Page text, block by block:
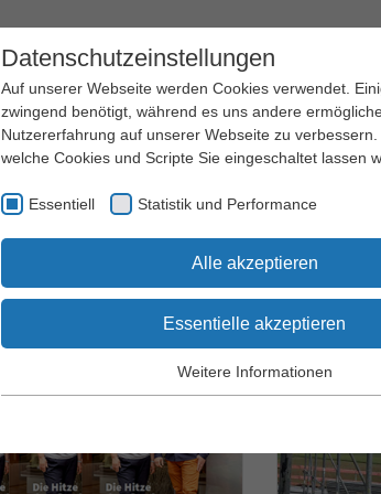
und Gesundheitsschutz
und
Datenschutzeinstellungen
Auf unserer Webseite werden Cookies verwendet.
zwingend benötigt, während es uns andere
Nutzererfahrung auf unserer Webseite zu verbessern.
welche Cookies und Scripte Sie eingeschaltet lassen
Essentiell Statistik und Performance
Alle akzeptieren
Essentielle akzeptieren
Essentielle Cookies werden für grundlegende
einwandfrei funktioniert.
Weitere Informationen